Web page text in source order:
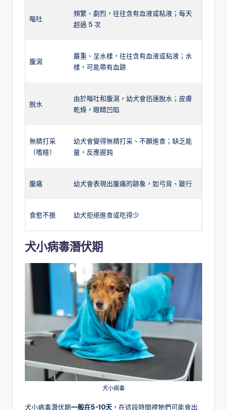
嘔吐
頻繁、劇烈，往往含有血液或粘液；每天
超過 5 次
腹瀉
嚴重、呈水樣，往往含有血液或粘液；水
樣，可能帶有血跡
脫水
由於嘔吐和腹瀉，幼犬會迅速脫水；皮膚
乾燥，眼睛凹陷
無精打采
（嗜睡）
幼犬會變得無精打采、不願進食；缺乏能
量，反應遲鈍
腹痛 幼犬會表現出腹痛的跡象，如弓背、跛行
食慾不振 幼犬拒絕進食或吃得少
犬小病毒潛伏期
犬小病毒
犬小病毒潛伏期一般在5~10天 ，在這段時間裡牠們可能會出